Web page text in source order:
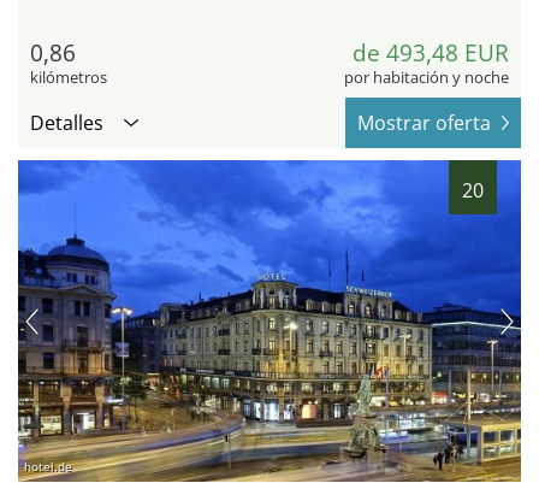
0,86
kilómetros
de 493,48 EUR
por habitación y noche
Detalles Mostrar oferta
20
hotel.de